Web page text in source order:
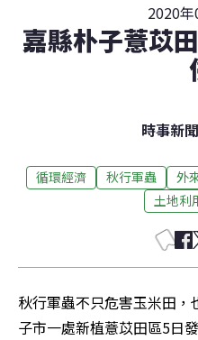
2020
嘉縣朴子薏苡
時事新聞
循環經濟 秋行軍蟲 外
土地利
秋行軍蟲不只危害玉米田
子市一處新植薏苡田區5日